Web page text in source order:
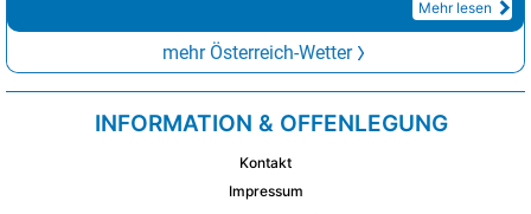
Mehr lesen
mehr Österreich-Wetter
INFORMATION & OFFENLEGUNG
Kontakt
Impressum